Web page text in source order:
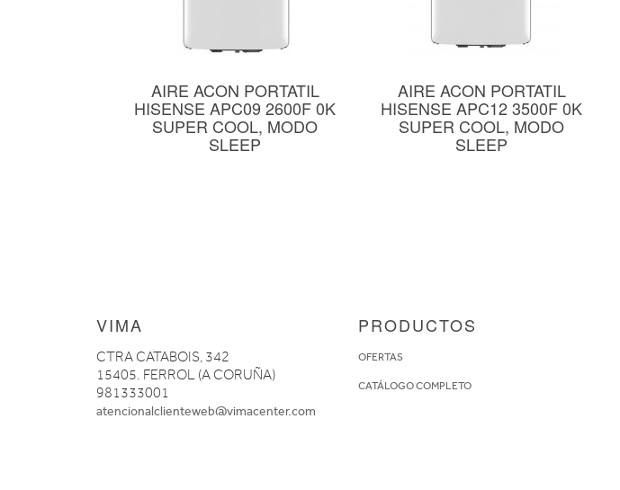
AIRE ACON PORTATIL
HISENSE APC09 2600F 0K
SUPER COOL, MODO
SLEEP
AIRE ACON PORTATIL
HISENSE APC12 3500F 0K
SUPER COOL, MODO
SLEEP
VIMA
CTRA CATABOIS, 342
15405. FERROL (A CORUÑA)
981333001
atencionalclienteweb@vimacenter.com
PRODUCTOS
OFERTAS
CATÁLOGO COMPLETO